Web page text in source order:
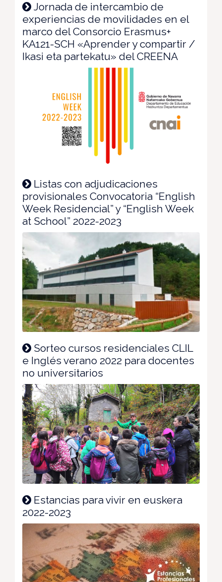
Jornada de intercambio de
experiencias de movilidades en el
marco del Consorcio Erasmus+
KA121-SCH «Aprender y compartir /
Ikasi eta partekatu» del CREENA
Listas con adjudicaciones
provisionales Convocatoria “English
Week Residencial” y “English Week
at School” 2022-2023
Sorteo cursos residenciales CLIL
e Inglés verano 2022 para docentes
no universitarios
Estancias para vivir en euskera
2022-2023